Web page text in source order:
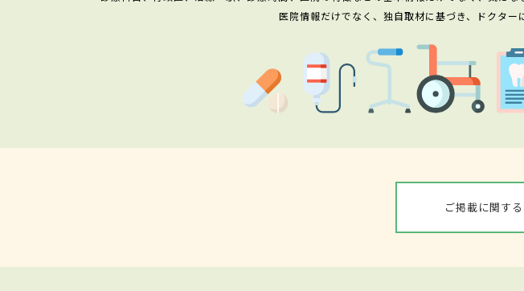
医院情報だけでなく、独自取材に基づき、ドクタ
ご掲載に関す